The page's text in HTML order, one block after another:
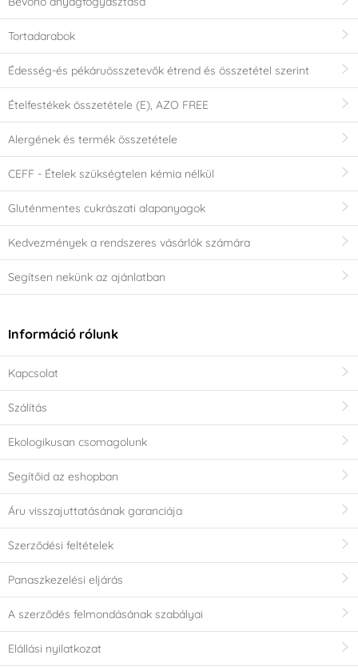
Tortadarabok
Édesség-és pékáruösszetevők étrend és összetétel szerint
Ételfestékek összetétele (E), AZO FREE
Alergének és termék összetétele
CEFF - Ételek szükségtelen kémia nélkül
Gluténmentes cukrászati alapanyagok
Kedvezmények a rendszeres vásárlók számára
Segítsen nekünk az ajánlatban
Információ rólunk
Kapcsolat
Szálítás
Ekologikusan csomagolunk
Segítőid az eshopban
Áru visszajuttatásának garanciája
Szerződési feltételek
Panaszkezelési eljárás
A szerződés felmondásának szabályai
Elállási nyilatkozat